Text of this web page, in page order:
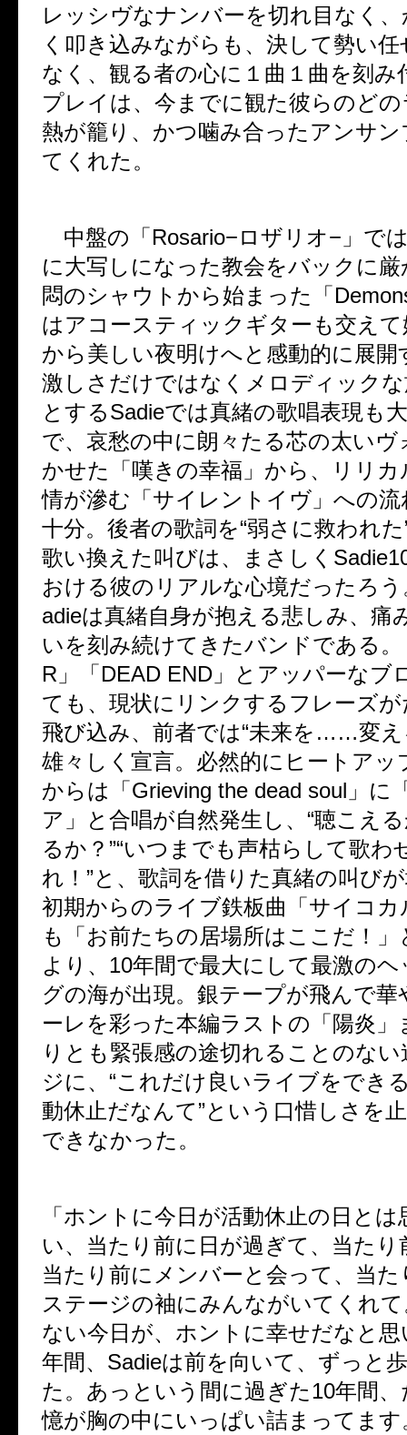
レッシヴなナンバーを切れ目なく
く叩き込みながらも、決して勢い
なく、観る者の心に１曲１曲を刻み
プレイは、今までに観た彼らのど
熱が籠り、かつ噛み合ったアンサ
てくれた。
中盤の「Rosario−ロザリオ−」で
に大写しになった教会をバックに
悶のシャウトから始まった「
はアコースティックギターも交え
から美しい夜明けへと感動的に展開
激しさだけではなくメロディック
とするSadieでは真緒の歌唱表現も
で、哀愁の中に朗々たる芯の太いヴ
かせた「嘆きの幸福」から、リリカ
情が滲む「サイレントイヴ」への
十分。後者の歌詞を“弱さに救われ
歌い換えた叫びは、まさしく
おける彼のリアルな心境だったろ
adieは真緒自身が抱える悲しみ、痛
いを刻み続けてきたバンドである
R」「DEAD END」とアッパーなブ
ても、現状にリンクするフレーズ
飛び込み、前者では“未来を……変え
雄々しく宣言。必然的にヒートアッ
からは「Grieving the dead soul」に
ア」と合唱が自然発生し、“聴こえ
るか？”“いつまでも声枯らして歌わ
れ！”と、歌詞を借りた真緒の叫び
初期からのライブ鉄板曲「サイコ
も「お前たちの居場所はここだ！
より、10年間で最大にして最激の
グの海が出現。銀テープが飛んで
ーレを彩った本編ラストの「陽炎」
りとも緊張感の途切れることのな
ジに、“これだけ良いライブをでき
動休止だなんて”という口惜しさを
できなかった。
「ホントに今日が活動休止の日と
い、当たり前に日が過ぎて、当たり
当たり前にメンバーと会って、当
ステージの袖にみんながいてくれ
ない今日が、ホントに幸せだなと
年間、Sadieは前を向いて、ずっと
た。あっという間に過ぎた10年間
憶が胸の中にいっぱい詰まってま